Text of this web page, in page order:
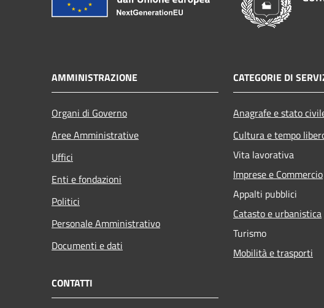
AMMINISTRAZIONE
Organi di Governo
Aree Amministrative
Uffici
Enti e fondazioni
Politici
Personale Amministrativo
Documenti e dati
CATEGORIE DI
Anagrafe e stato
Cultura e tempo
Vita lavorativa
Imprese e Commercio
Appalti pubblici
Catasto e urbanistica
Turismo
Mobilità e trasporti
CONTATTI